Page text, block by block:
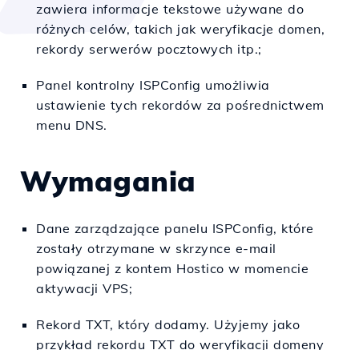
zawiera informacje tekstowe używane do
różnych celów, takich jak weryfikacje domen,
rekordy serwerów pocztowych itp.;
Panel kontrolny ISPConfig umożliwia
ustawienie tych rekordów za pośrednictwem
menu DNS.
Wymagania
Dane zarządzające panelu ISPConfig, które
zostały otrzymane w skrzynce e-mail
powiązanej z kontem Hostico w momencie
aktywacji VPS;
Rekord TXT, który dodamy. Użyjemy jako
przykład rekordu TXT do weryfikacji domeny